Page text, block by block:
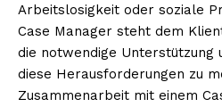
Inhalte
Arbeitslosigkeit oder soziale
Case Manager steht dem
die notwendige Unterstützung
diese Herausforderungen zu
Zusammenarbeit mit einem